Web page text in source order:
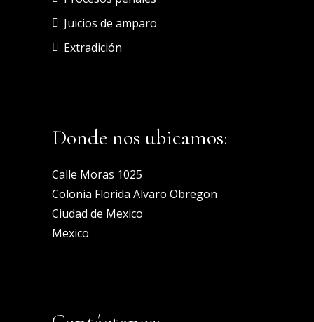
Juicios de amparo
Extradición
Donde nos ubicamos:
Calle Moras 1025
Colonia Florida Alvaro Obregon
Ciudad de Mexico
Mexico